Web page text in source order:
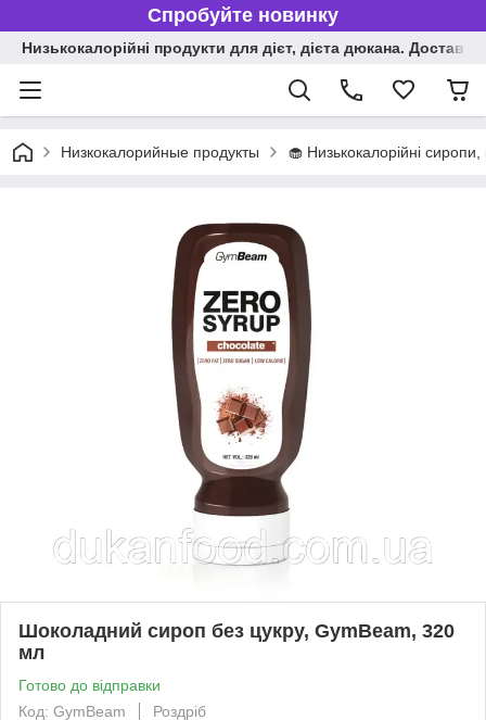
Спробуйте новинку
Низькокалорійні продукти для дієт, дієта дюкана. Доставка
Низкокалорийные продукты 🧁 Низькокалорійні
Шоколадний сироп без цукру, GymBeam, 320
мл
Готово до відправки
Код: GymBeam
Роздріб